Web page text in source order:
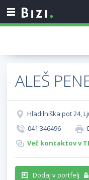
ALEŠ
Hladilniška pot 24,
041 346496
Več kontaktov v
Dodaj v portfelj